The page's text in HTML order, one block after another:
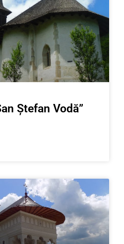
Ștefan Vodă”